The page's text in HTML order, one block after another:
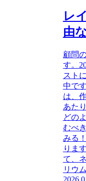
レ
由
顧問
す。
スト
中で
は、
あた
どの
むべ
みる
りま
て、
リウ